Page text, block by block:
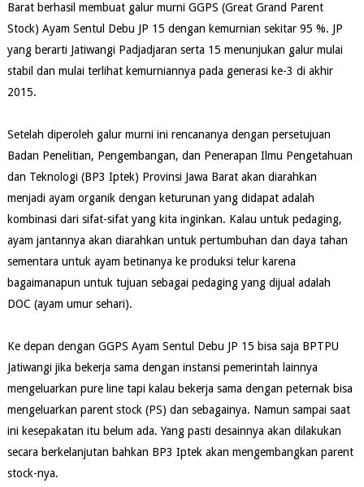
Barat berhasil membuat galur murni GGPS (Great Grand Parent
Stock) Ayam Sentul Debu JP 15 dengan kemurnian sekitar 95 %. JP
yang berarti Jatiwangi Padjadjaran serta 15 menunjukan galur mulai
stabil dan mulai terlihat kemurniannya pada generasi ke-3 di akhir
2015.
Setelah diperoleh galur murni ini rencananya dengan persetujuan
Badan Penelitian, Pengembangan, dan Penerapan Ilmu Pengetahuan
dan Teknologi (BP3 Iptek) Provinsi Jawa Barat akan diarahkan
menjadi ayam organik dengan keturunan yang didapat adalah
kombinasi dari sifat-sifat yang kita inginkan. Kalau untuk pedaging,
ayam jantannya akan diarahkan untuk pertumbuhan dan daya tahan
sementara untuk ayam betinanya ke produksi telur karena
bagaimanapun untuk tujuan sebagai pedaging yang dijual adalah
DOC (ayam umur sehari).
Ke depan dengan GGPS Ayam Sentul Debu JP 15 bisa saja BPTPU
Jatiwangi jika bekerja sama dengan instansi pemerintah lainnya
mengeluarkan pure line tapi kalau bekerja sama dengan peternak bisa
mengeluarkan parent stock (PS) dan sebagainya. Namun sampai saat
ini kesepakatan itu belum ada. Yang pasti desainnya akan dilakukan
secara berkelanjutan bahkan BP3 Iptek akan mengembangkan parent
stock-nya.